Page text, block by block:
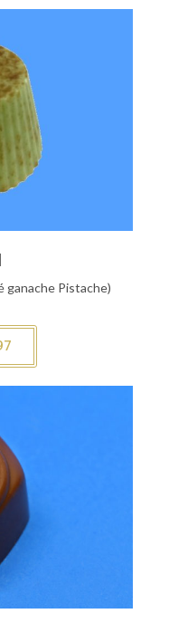
ganache Pistache)